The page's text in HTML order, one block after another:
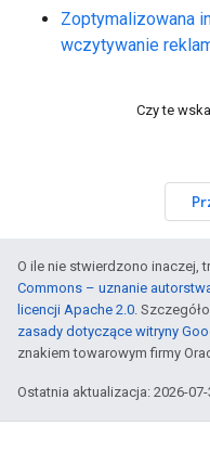
Zoptymalizowana
wczytywanie
Czy te
O ile nie stwierdzono inaczej,
Commons – uznanie
licencji Apache 2.0.
zasady dotyczące witryny
znakiem towarowym firmy
Ostatnia aktualizacja: 2026-07-